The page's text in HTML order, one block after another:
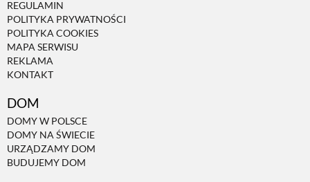
REGULAMIN
POLITYKA PRYWATNOŚCI
POLITYKA COOKIES
MAPA SERWISU
REKLAMA
KONTAKT
DOM
DOMY W POLSCE
DOMY NA ŚWIECIE
URZĄDZAMY DOM
BUDUJEMY DOM
ZIELEŃ W DOMU